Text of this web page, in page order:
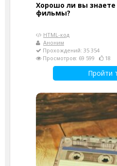
Хорошо ли вы знаете
фильмы?
HTML-код
Аноним
Прохождений: 35 354
Просмотров: 69 599
18
Пройти